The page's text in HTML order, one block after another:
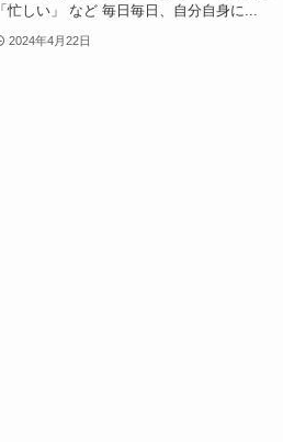
「忙しい」 など 毎日毎日、自分自身に...
2024年4月22日